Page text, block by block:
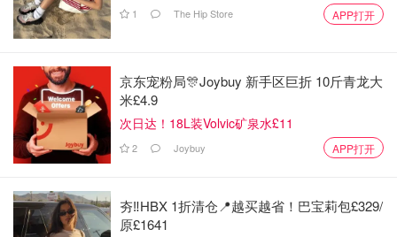
1 The Hip Store APP打开
京东宠粉局🎊Joybuy 新手区巨折 10斤青龙大
米£4.9
次日达！18L装Volvic矿泉水£11
2 Joybuy APP打开
夯‼️HBX 1折清仓📍越买越省！巴宝莉包£329/
原£1641